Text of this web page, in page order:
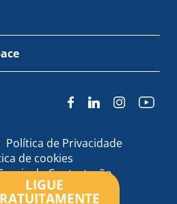
LIGUE
2026
Política de Privacidade
de cookies
de Contratação